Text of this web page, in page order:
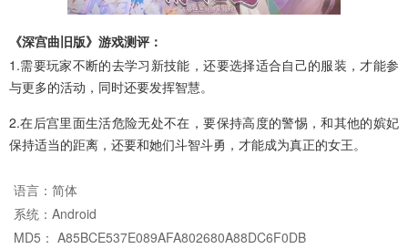
《深宫曲旧版》游戏测评：
1.需要玩家不断的去学习新技能，还要选择适合自己的服装，才能参
与更多的活动，同时还要发挥智慧。
2.在后宫里面生活危险无处不在，要保持高度的警惕，和其他的嫔妃
保持适当的距离，还要和她们斗智斗勇，才能成为真正的女王。
语言： 简体
系统： Android
MD5： A85BCE537E089AFA802680A88DC6F0DB